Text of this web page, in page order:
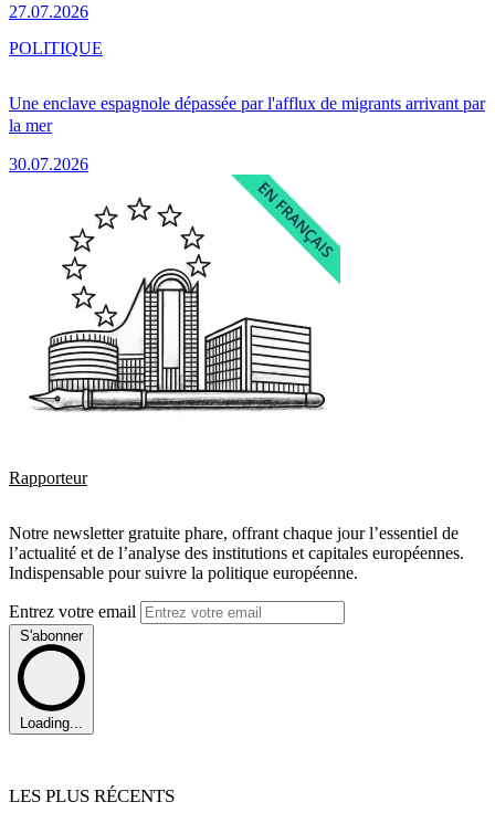
27.07.2026
Une enclave espagnole dépassée par l'afflux de migrants arrivant par
la mer
30.07.2026
POLITIQUE
Rapporteur
Notre newsletter gratuite phare, offrant chaque jour l’essentiel de
l’actualité et de l’analyse des institutions et capitales européennes.
Indispensable pour suivre la politique européenne.
Entrez votre email
S'abonner
Loading...
LES PLUS RÉCENTS